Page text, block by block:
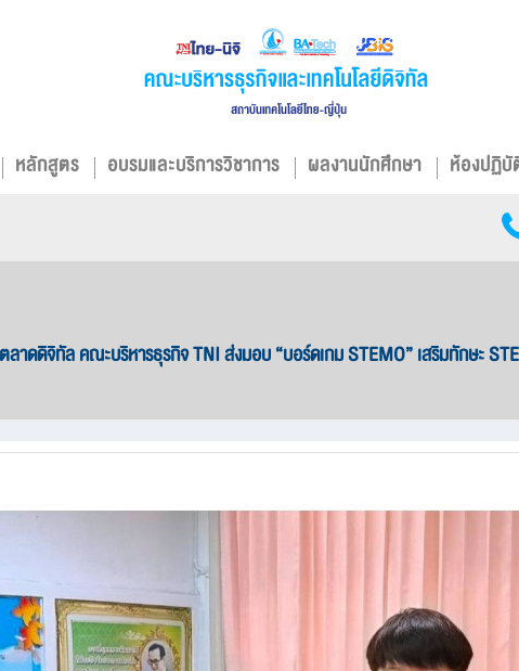
หลักสูตร อบรมและบริการวิชาการ ผลงานนักศึกษา ห้องปฏิบั
าดดิจิทัล คณะบริหารธุรกิจ TNI ส่งมอบ “บอร์ดเกม STEMO” เสริมทักษะ